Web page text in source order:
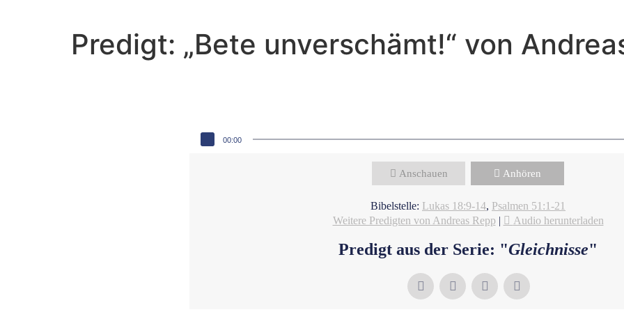
Predigt: „Bete unverschämt!“ von
00:00
Anschauen Anhören
Bibelstelle: Lukas 18:9-14, Psalmen 51:1-21
Weitere Predigten von Andreas Repp | Audio herunterladen
Predigt aus der Serie: "Gleichnisse"